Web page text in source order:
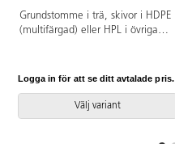
Grundstomme i trä, skivor i HDPE
(multifärgad) eller HPL i övriga
användas. Den senaste versionen
Leverantörens artikelnummer
SOLO WD1442 Inkluderar
Logga in för att se ditt avtalade pris.
Välj variant